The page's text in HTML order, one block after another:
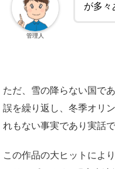
が多々
管理人
ただ、雪の降らない国で
誤を繰り返し、冬季オリ
れもない事実であり実話で
この作品の大ヒットによ